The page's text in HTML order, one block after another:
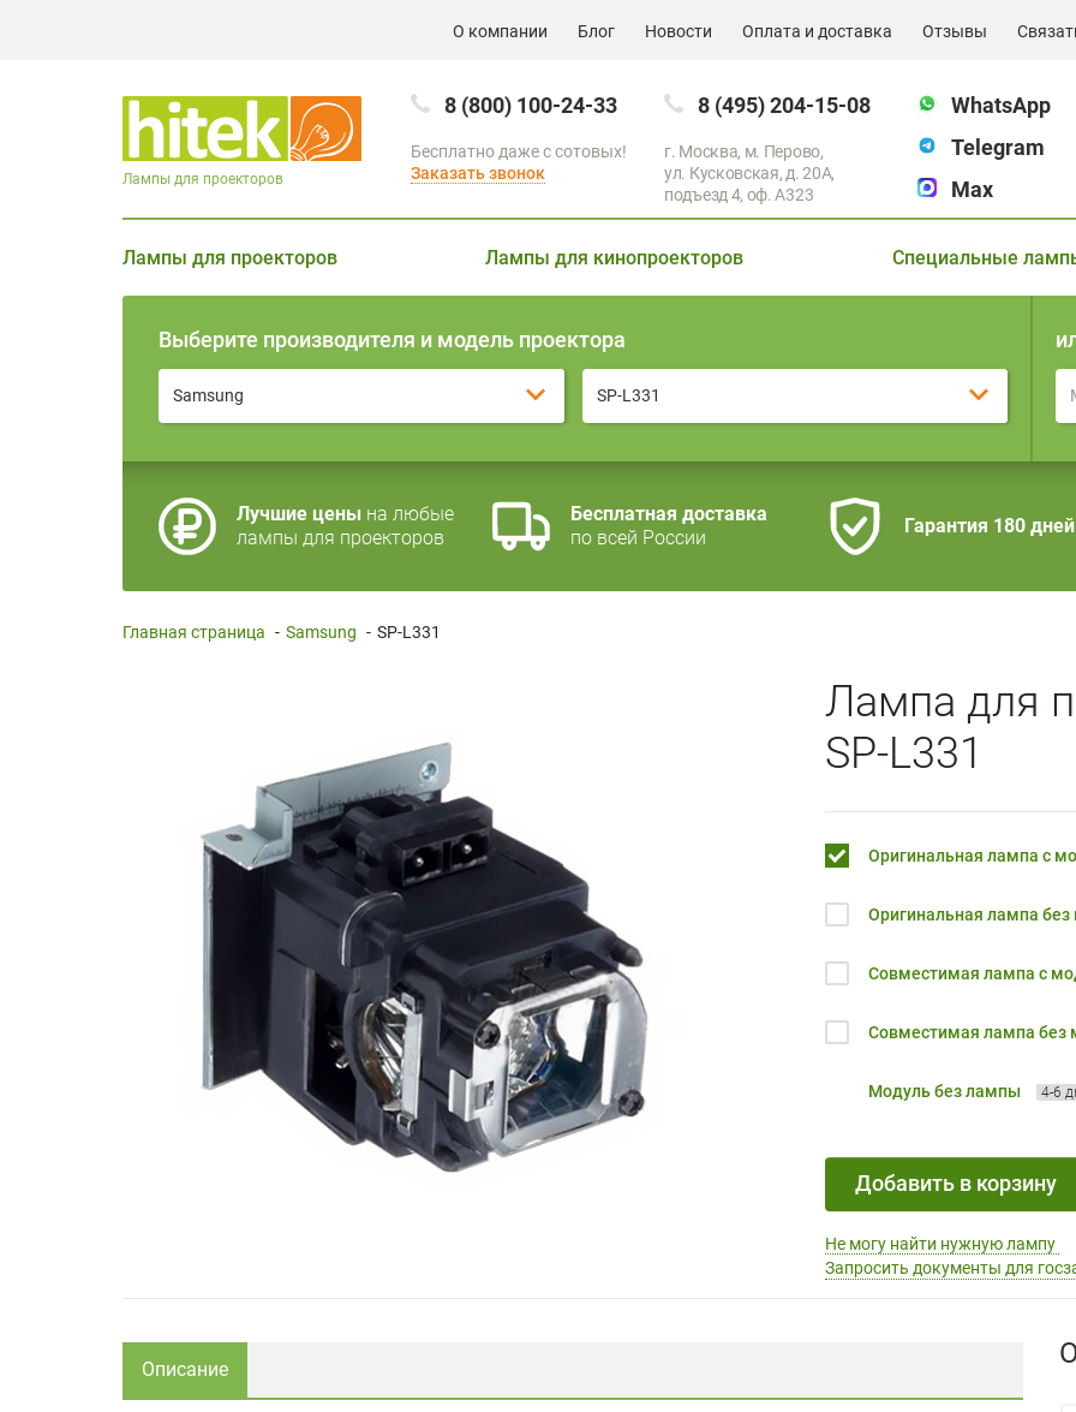
О компании Блог Новости Оплата и доставка Отзывы
8 (800) 100-24-33
Бесплатно даже с сотовых!
Заказать звонок
8 (495) 204-15-08
г. Москва, м. Перово,
ул. Кусковская, д. 20А,
подъезд 4, оф. A323
WhatsApp
Telegram
Max
Лампы для проекторов
Лампы для проекторов Лампы для кинопроекторов Специальные
Выберите производителя и модель проектора
Samsung SP-L331
Лучшие цены на любые
лампы для проекторов
Бесплатная доставка
по всей России
Гарантия 180 дней
Главная страница - Samsung - SP-L331
Лампа для
SP-L331
Оригинальная лампа с
Оригинальная лампа без
Совместимая лампа с
Совместимая лампа без
Модуль без лампы 4-6
Добавить в корзину
Не могу найти нужную лампу
Запросить документы для
Описание